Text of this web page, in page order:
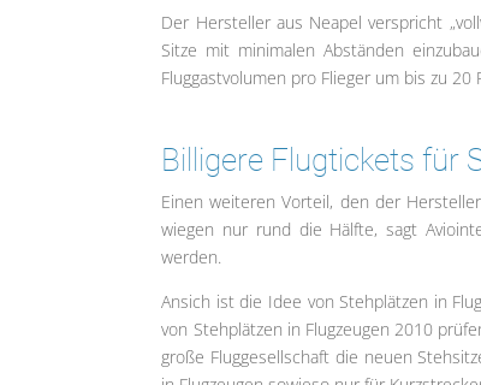
Der Hersteller aus Neapel verspricht
Sitze mit minimalen Abständen
Fluggastvolumen pro Flieger um bis zu
Billigere Flugtickets für
Einen weiteren Vorteil, den der
wiegen nur rund die Hälfte, sagt
werden.
Ansich ist die Idee von Stehplätzen in
von Stehplätzen in Flugzeugen 2010
große Fluggesellschaft die neuen